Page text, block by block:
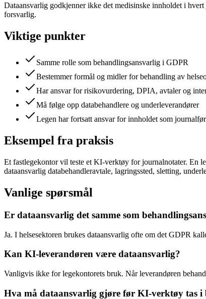
Dataansvarlig godkjenner ikke det medisinske innholdet i
forsvarlig.
Viktige punkter
Samme rolle som behandlingsansvarlig i GDPR
Bestemmer formål og midler for behandling av
Har ansvar for risikovurdering, DPIA, avtaler og
Må følge opp databehandlere og underleverandører
Legen har fortsatt ansvar for innholdet som
Eksempel fra praksis
Et fastlegekontor vil teste et KI-verktøy for journalnotater. En
dataansvarlig databehandleravtale, lagringssted, sletting,
Vanlige spørsmål
Er dataansvarlig det samme som
Ja. I helsesektoren brukes dataansvarlig ofte om det GDPR
Kan KI-leverandøren være dataansvarlig?
Vanligvis ikke for legekontorets bruk. Når leverandøren
Hva må dataansvarlig gjøre før KI-verktøy tas i